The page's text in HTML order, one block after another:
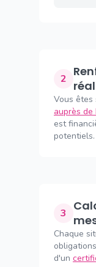
2 Renforcez votre offre avec un certificat de
Vous êtes
auprès de
est
potentiels.
3
Calculez votre crédit immobilier sur
Chaque
d'un